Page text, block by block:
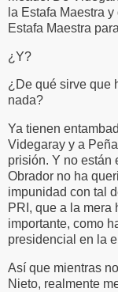
la Estafa Maestra
Estafa Maestra
¿Y?
¿De qué sirve que
nada?
Ya tienen
Videgaray y a
prisión. Y no están
Obrador no ha
impunidad con tal
PRI, que a la mera
importante, como
presidencial en la
Así que mientras
Nieto, realmente